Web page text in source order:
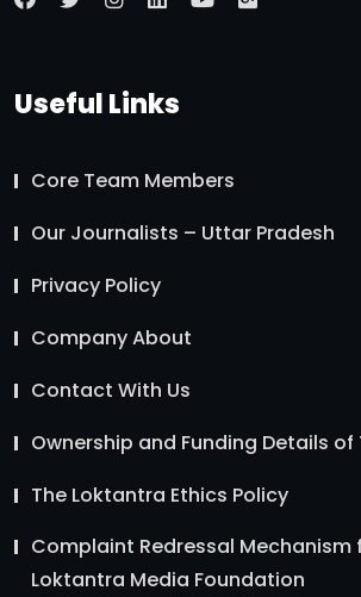
Useful Links
Core Team Members
Our Journalists – Uttar Pradesh
Privacy Policy
Company About
Contact With Us
Ownership and Funding Details
The Loktantra Ethics Policy
Complaint Redressal Mechanism
Loktantra Media Foundation